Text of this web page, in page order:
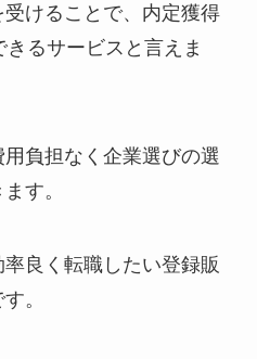
受けることで、内定獲得
るサービスと言えま
負担なく企業選びの選
す。
良く転職したい登録販
。